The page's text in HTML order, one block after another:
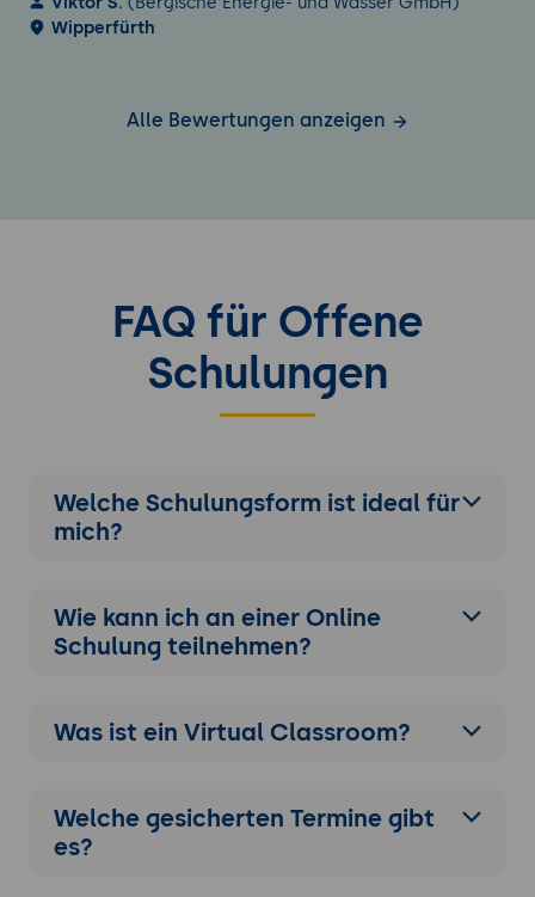
Wipperfürth
Alle Bewertungen anzeigen
FAQ für Offene
Schulungen
Welche Schulungsform ist ideal für
mich?
Wie kann ich an einer Online
Schulung teilnehmen?
Was ist ein Virtual Classroom?
Welche gesicherten Termine gibt
es?